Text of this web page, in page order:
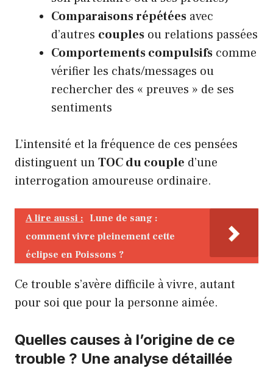
Comparaisons répétées avec
d’autres couples ou relations passées
Comportements compulsifs comme
vérifier les chats/messages ou
rechercher des « preuves » de ses
sentiments
L’intensité et la fréquence de ces pensées
distinguent unTOC du couple d’une
interrogation amoureuse ordinaire.
A lire aussi : Lune de sang :
comment vivre pleinement cette
éclipse en Poissons ?
Ce trouble s’avère difficile à vivre, autant
pour soi que pour la personne aimée.
Quelles causes à l’origine de ce
trouble ? Une analyse détaillée